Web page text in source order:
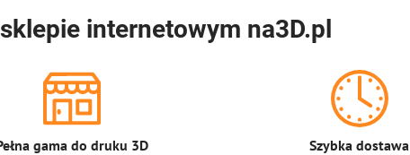
internetowym na3D.pl
gama do druku 3D Szybka dostawa